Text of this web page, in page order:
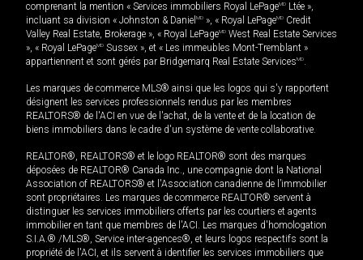
comprenant la mention « Services immobiliers Royal LePageMD Ltée »,
incluant sa division « Johnston & Daniel MD », « Royal LePageMD Credit
Valley Real Estate, Brokerage », « Royal LePageMD West Real Estate Services
», « Royal LePageMD Sussex », et « Les immeubles Mont-Tremblant »
appartiennent et sont gérés par Bridgemarq Real Estate ServicesMD.
Les marques de commerce MLS® ainsi que les logos qui s'y rapportent
désignent les services professionnels rendus par les membres
REALTORS® de l'ACI en vue de l'achat, de la vente et de la location de
biens immobiliers dans le cadre d'un système de vente collaborative.
REALTOR®, REALTORS® et le logo REALTOR® sont des marques
déposées de REALTOR® Canada Inc., une compagnie dont la National
Association of REALTORS® et l'Association canadienne de l’immobilier
sont propriétaires. Les marques de commerce REALTOR® servent à
distinguer les services immobiliers offerts par les courtiers et agents
immobilier en tant que membres de l'ACI. Les marques d'homologation
S.I.A.® /MLS®, Service inter-agences®, et leurs logos respectifs sont la
propriété de l'ACI, et ils servent à identifier les services immobiliers que